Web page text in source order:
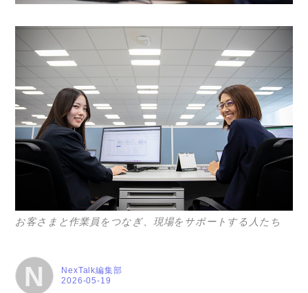
お客さまと作業員をつなぎ、現場をサポートする人たち
N 2026-05-19
NexTalk編集部